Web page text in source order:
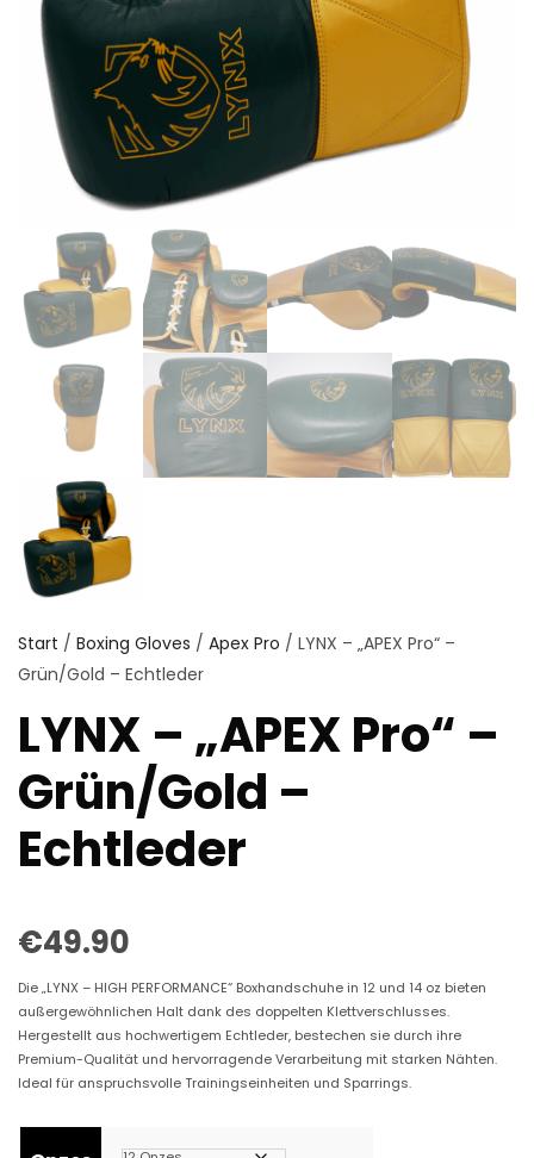
Start / Boxing Gloves / Apex Pro / LYNX – „APEX Pro“ –
Grün/Gold – Echtleder
LYNX – „APEX Pro“ –
Grün/Gold –
Echtleder
€49.90
Die „LYNX – HIGH PERFORMANCE“ Boxhandschuhe in 12 und 14 oz bieten
außergewöhnlichen Halt dank des doppelten Klettverschlusses.
Hergestellt aus hochwertigem Echtleder, bestechen sie durch ihre
Premium-Qualität und hervorragende Verarbeitung mit starken Nähten.
Ideal für anspruchsvolle Trainingseinheiten und Sparrings.